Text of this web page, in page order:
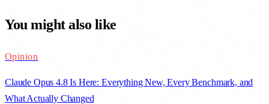
You might also like
Opinion
Claude Opus 4.8 Is Here: Everything New, Every Benchmark, and
What Actually Changed